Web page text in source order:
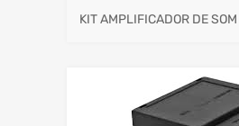
KIT AMPLIFICADOR DE SOM